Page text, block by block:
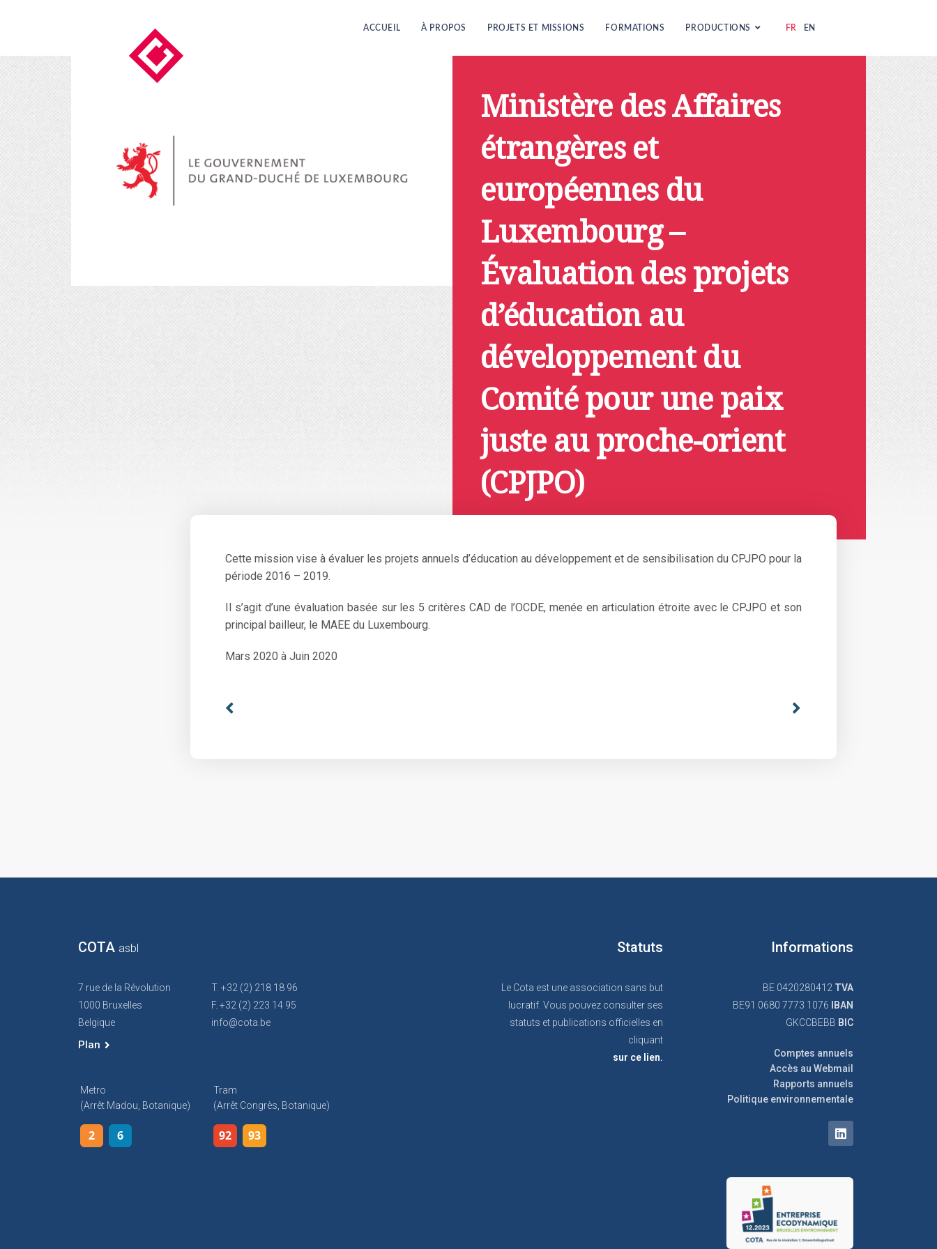
ACCUEIL À PROPOS PROJETS ET MISSIONS FORMATIONS PRODUCTIONS FR EN
Ministère des Affaires
étrangères et
européennes du
Luxembourg –
Évaluation des projets
d’éducation au
développement du
Comité pour une paix
juste au proche-orient
(CPJPO)
Cette mission vise à évaluer les projets annuels d’éducation au développement et de sensibilisation du CPJPO pour la
période 2016 – 2019.
Il s’agit d’une évaluation basée sur les 5 critères CAD de l’OCDE, menée en articulation étroite avec le CPJPO et son
principal bailleur, le MAEE du Luxembourg.
Mars 2020 à Juin 2020
COTA asbl
7 rue de la Révolution
1000 Bruxelles
Belgique
Plan
T. +32 (2) 218 18 96
F. +32 (2) 223 14 95
info@cota.be
Metro
(arrêt Madou, Botanique)
2 6
Tram
(arrêt Congrès, Botanique)
92 93
Statuts
Le Cota est une association sans but
lucratif. Vous pouvez consulter ses
statuts et publications officielles en
cliquant
sur ce lien.
Informations
BE 0420280412 TVA
BE91 0680 7773 1076
IBAN
GKCCBEBB BIC
Comptes annuels
Accès au Webmail
Rapports annuels
Politique environnementale